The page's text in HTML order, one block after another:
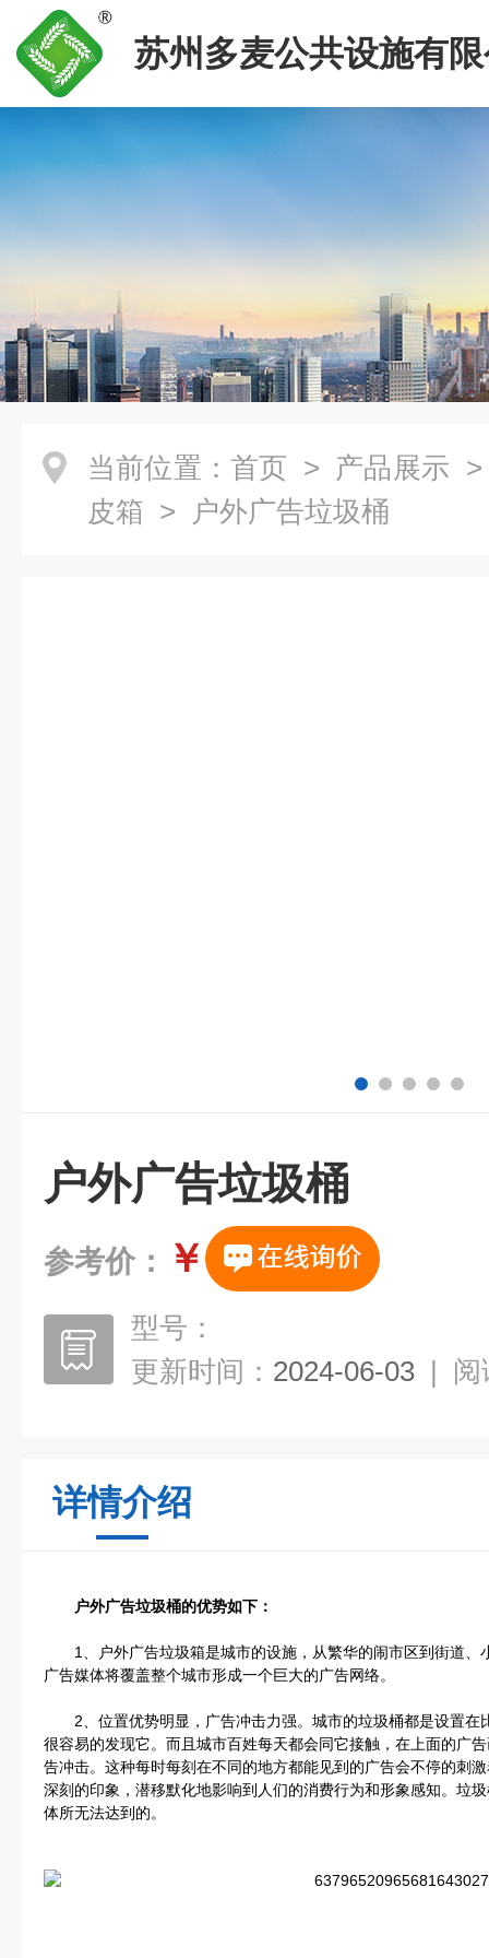
苏州多麦公共设施有
当前位置： 首页 > 产品展示
皮箱 > 户外广告垃圾桶
户外广告垃圾桶
参考价： ￥
型号：
更新时间： 2024-06-03 | 阅
详情介绍
户外广告垃圾桶的优势如下：
1、户外广告垃圾箱是城市的设施，从繁华的闹市区到街道、
广告媒体将覆盖整个城市形成一个巨大的广告网络。
2、位置优势明显，广告冲击力强。城市的垃圾桶都是设置在
很容易的发现它。而且城市百姓每天都会同它接触，在上面的广
告冲击。这种每时每刻在不同的地方都能见到的广告会不停的刺
深刻的印象，潜移默化地影响到人们的消费行为和形象感知。垃
体所无法达到的。